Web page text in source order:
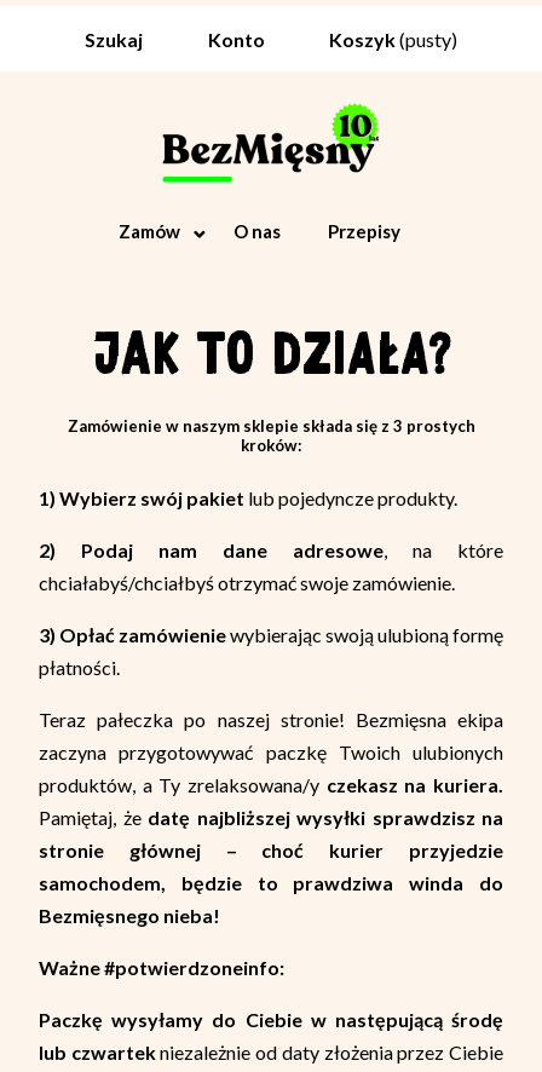
Zamów O nas Przepisy
Szukaj Konto Koszyk(pusty)
JAK TO DZIAŁA?
Zamówienie w naszym sklepie składa się z 3 prostych
kroków:
1) Wybierz swój pakiet lub pojedyncze produkty.
2) Podaj nam dane adresowe, na które
chciałabyś/chciałbyś otrzymać swoje zamówienie.
3) Opłać zamówieniewybierając swoją ulubioną formę
płatności.
Teraz pałeczka po naszej stronie! Bezmięsna ekipa
zaczyna przygotowywać paczkę Twoich ulubionych
produktów, a Ty zrelaksowana/y czekasz na kuriera.
Pamiętaj, że datę najbliższej wysyłki sprawdzisz na
stronie głównej – choć kurier przyjedzie
samochodem, będzie to prawdziwa winda do
Bezmięsnego nieba!
Ważne #potwierdzoneinfo:
Paczkę wysyłamy do Ciebie w następującą środę
lub czwartekniezależnie od daty złożenia przez Ciebie